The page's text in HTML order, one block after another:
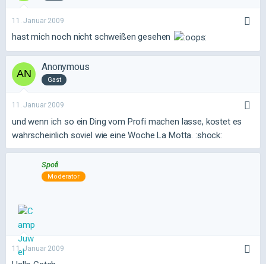
11. Januar 2009
hast mich noch nicht schweißen gesehen
Anonymous
Gast
11. Januar 2009
und wenn ich so ein Ding vom Profi machen lasse, kostet es
wahrscheinlich soviel wie eine Woche La Motta. :shock:
Spofi
Moderator
11. Januar 2009